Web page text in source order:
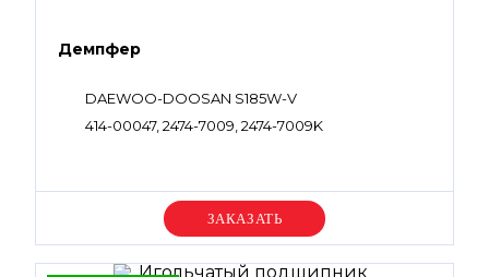
Демпфер
DAEWOO-DOOSAN S185W-V
414-00047, 2474-7009, 2474-7009K
Уточняйте цену